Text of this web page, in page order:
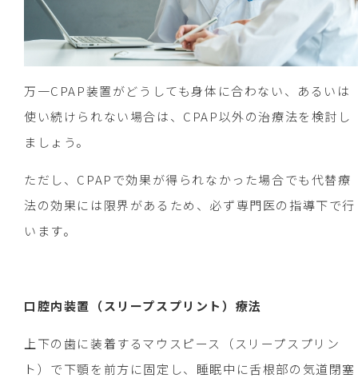
万一CPAP装置がどうしても身体に合わない、あるいは
使い続けられない場合は、CPAP以外の治療法を検討し
ましょう。
ただし、CPAPで効果が得られなかった場合でも代替療
法の効果には限界があるため、必ず専門医の指導下で行
います。
口腔内装置（スリープスプリント）療法
上下の歯に装着するマウスピース（スリープスプリン
ト）で下顎を前方に固定し、睡眠中に舌根部の気道閉塞